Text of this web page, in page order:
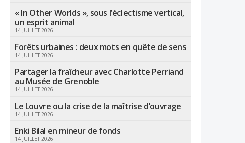
« In Other Worlds », sous l’éclectisme vertical,
un esprit animal
14 JUILLET 2026
Forêts urbaines : deux mots en quête de sens
14 JUILLET 2026
Partager la fraîcheur avec Charlotte Perriand
au Musée de Grenoble
14 JUILLET 2026
Le Louvre ou la crise de la maîtrise d’ouvrage
14 JUILLET 2026
Enki Bilal en mineur de fonds
14 JUILLET 2026